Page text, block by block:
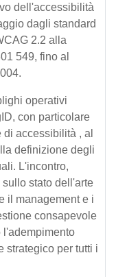
dell'accessibilità
dagli standard
2.2 alla
549, fino al
operativi
con particolare
accessibilità , al
definizione degli
L'incontro,
stato dell'arte
il management e i
consapevole
l'adempimento
strategico per tutti i